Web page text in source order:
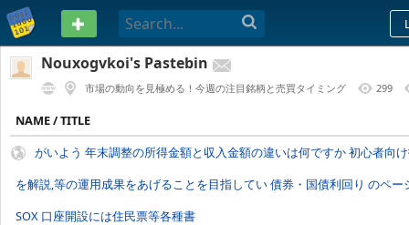
PASTEBIN
Nouxogvkoi's Pastebin
市場の動向を見極める！今週の注目銘柄と売買タイミング
299
NAME / TITLE
がいよう 年末調整の所得金額と収入金額の違いは何ですか 初心者向
を解説,等の運用成果をあげることを目指してい 債券・国債利回り のペー
SOX 口座開設には住民票等各種書